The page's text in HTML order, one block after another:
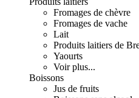
Fromages de chèvre
Fromages de vache
Lait
Produits laitiers de
Yaourts
Voir plus...
Boissons
Jus de fruits